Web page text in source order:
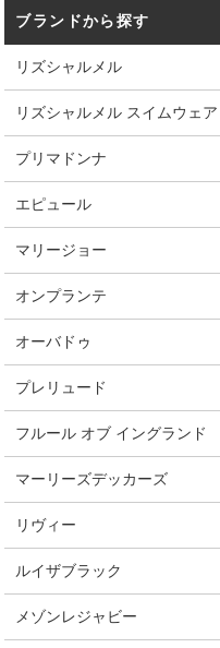
ブランドから探す
リズシャルメル
リズシャルメル スイムウェア
プリマドンナ
エピュール
マリージョー
オンプランテ
オーバドゥ
プレリュード
フルール オブ イングランド
マーリーズデッカーズ
リヴィー
ルイザブラック
メゾンレジャビー